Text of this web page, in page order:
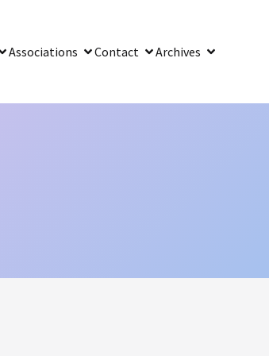
Associations Contact Archives